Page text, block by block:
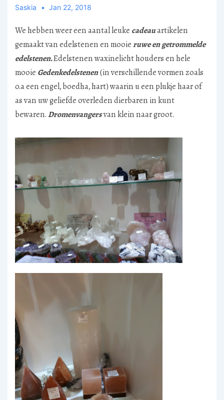
Saskia Jan 22, 2018
We hebben weer een aantal leuke cadeauartikelen
gemaakt van edelstenen en mooieruwe en getrommelde
edelstenen.Edelstenen waxinelicht houders en hele
mooie Gedenkedelstenen(in verschillende vormen zoals
o.a een engel, boedha, hart) waarin u een plukje haar of
as van uw geliefde overleden dierbaren in kunt
bewaren.Dromenvangersvan klein naar groot.